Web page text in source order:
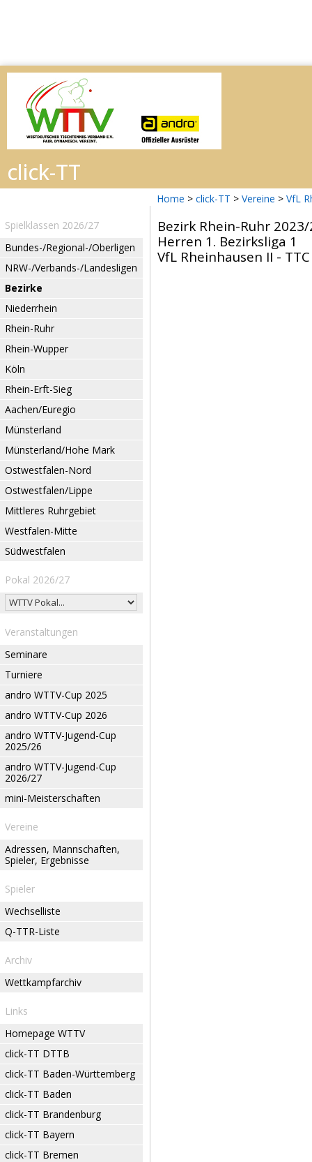
Home > click-TT > Vereine > VfL
Spielklassen 2026/27
Bundes-/Regional-/Oberligen
NRW-/Verbands-/Landesligen
Bezirke
Niederrhein
Rhein-Ruhr
Rhein-Wupper
Köln
Rhein-Erft-Sieg
Aachen/Euregio
Münsterland
Münsterland/Hohe Mark
Ostwestfalen-Nord
Ostwestfalen/Lippe
Mittleres Ruhrgebiet
Westfalen-Mitte
Südwestfalen
Pokal 2026/27
Veranstaltungen
Seminare
Turniere
andro WTTV-Cup 2025
andro WTTV-Cup 2026
andro WTTV-Jugend-Cup
2025/26
andro WTTV-Jugend-Cup
2026/27
mini-Meisterschaften
Vereine
Adressen, Mannschaften,
Spieler, Ergebnisse
Spieler
Wechselliste
Q-TTR-Liste
Archiv
Wettkampfarchiv
Links
Homepage WTTV
click-TT DTTB
click-TT Baden-Württemberg
click-TT Baden
click-TT Brandenburg
click-TT Bayern
click-TT Bremen
Bezirk Rhein-Ruhr
Herren 1. Bezirksliga 1
VfL Rheinhausen II -